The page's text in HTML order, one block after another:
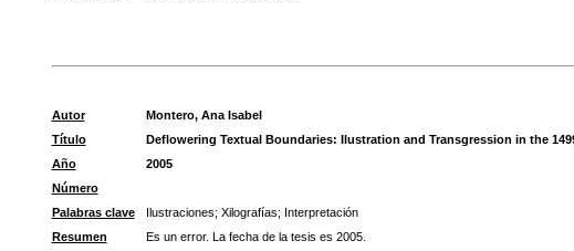
Autor
Montero, Ana Isabel
Título
Deflowering Textual Boundaries: Ilustration and Transgression in the
Año
2005
Número
Palabras clave
Ilustraciones; Xilografías; Interpretación
Resumen
Es un error. La fecha de la tesis es 2005.